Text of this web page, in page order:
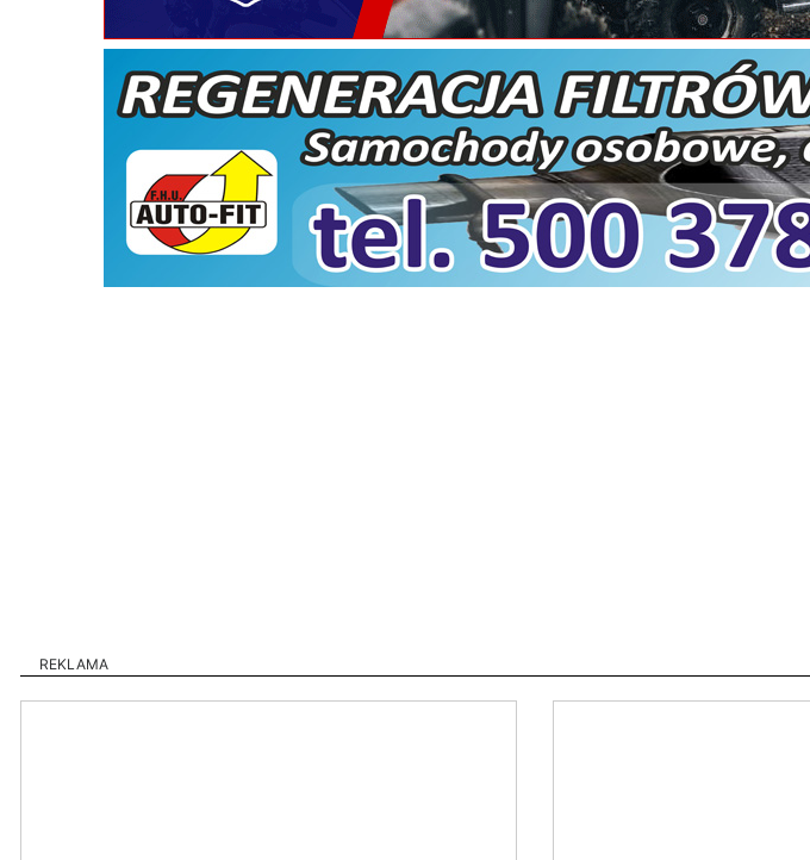
REKLAMA